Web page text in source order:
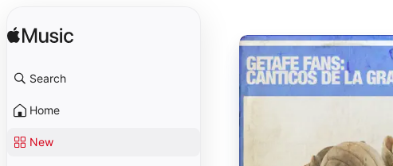
Search
Home
New